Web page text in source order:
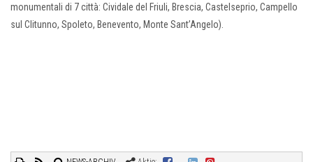
monumentali di 7 città: Cividale del Friuli, Brescia, Castelseprio, Campello
sul Clitunno, Spoleto, Benevento, Monte Sant’Angelo).